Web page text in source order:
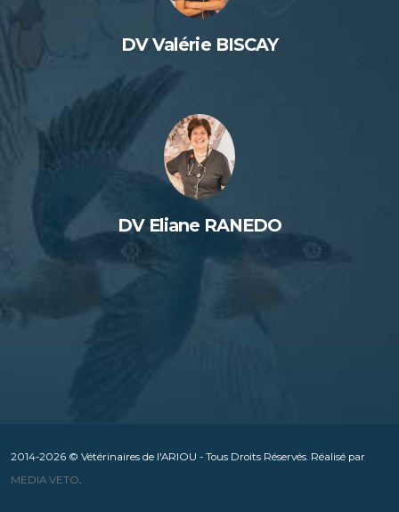
DV Valérie BISCAY
DV Eliane RANEDO
2014-2026 © Vétérinaires de l'ARIOU - Tous Droits Réservés. Réalisé par
MEDIA VETO